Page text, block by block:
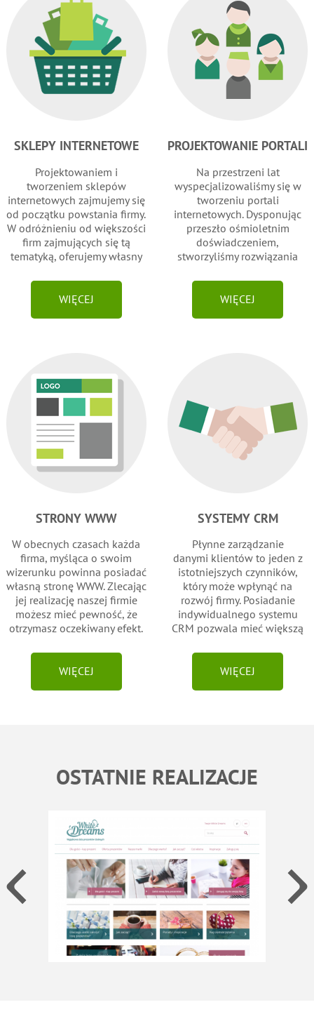
SKLEPY INTERNETOWE
Projektowaniem i
tworzeniem sklepów
internetowych zajmujemy się
od początku powstania firmy.
W odróżnieniu od większości
firm zajmujących się tą
tematyką, oferujemy własny
oprogramowanie typu Open
Source.
WIĘCEJ
PROJEKTOWANIE PORTALI
Na przestrzeni lat
wyspecjalizowaliśmy się w
tworzeniu portali
internetowych. Dysponując
przeszło ośmioletnim
doświadczeniem,
stworzyliśmy rozwiązania
tworzyć skomplikowane
aplikacje, które gdzie indziej
WIĘCEJ
STRONY WWW
W obecnych czasach każda
firma, myśląca o swoim
wizerunku powinna posiadać
własną stronę WWW. Zlecając
jej realizację naszej firmie
możesz mieć pewność, że
otrzymasz oczekiwany efekt.
WIĘCEJ
SYSTEMY CRM
Płynne zarządzanie
danymi klientów to jeden z
istotniejszych czynników,
który może wpłynąć na
rozwój firmy. Posiadanie
indywidualnego systemu
CRM pozwala mieć większą
obrany sobie cel a klient nie
będzie się czuł "jednym z
WIĘCEJ
OSTATNIE REALIZACJE